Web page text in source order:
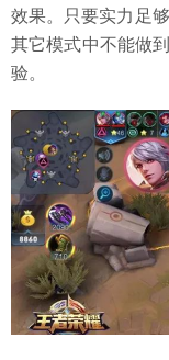
效果。只要实力足
其它模式中不能做
验。